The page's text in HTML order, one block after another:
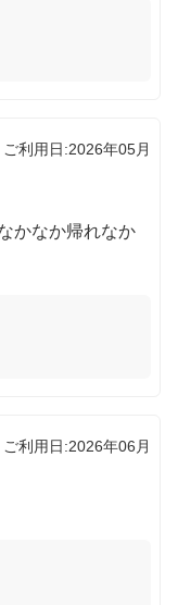
ご利用日:2026年05月
かなか帰れなか
ご利用日:2026年06月